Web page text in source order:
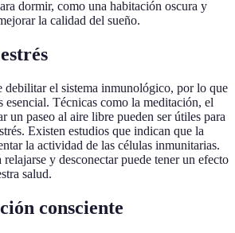
dormir, como una habitación oscura y
la calidad del sueño.
debilitar el sistema inmunológico, por lo que
esencial. Técnicas como la meditación, el
un paseo al aire libre pueden ser útiles para
Existen estudios que indican que la
la actividad de las células inmunitarias.
y desconectar puede tener un efecto
salud.
consciente